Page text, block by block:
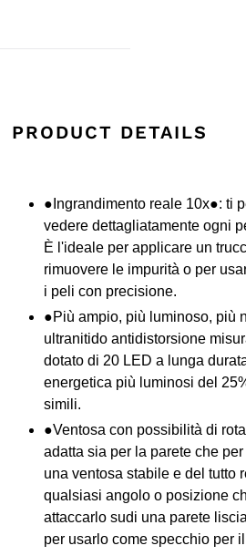
PRODUCT DETAILS
●Ingrandimento reale 10x●: ti
vedere dettagliatamente ogni
È l'ideale per applicare un
rimuovere le impurità o per
i peli con precisione.
●Più ampio, più luminoso, più
ultranitido antidistorsione
dotato di 20 LED a lunga
energetica più luminosi del
simili.
●Ventosa con possibilità di
adatta sia per la parete che
una ventosa stabile e del tutto
qualsiasi angolo o posizione
attaccarlo sudi una parete
per usarlo come specchio per